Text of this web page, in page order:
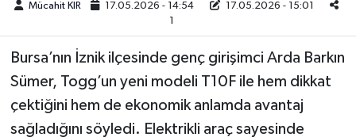
Mücahit KIR 17.05.2026 - 14:54
17.05.2026 - 15:01
1
Bursa’nın İznik ilçesinde genç girişimci Arda Barkın
Sümer, Togg’un yeni modeli T10F ile hem dikkat
çektiğini hem de ekonomik anlamda avantaj
sağladığını söyledi. Elektrikli araç sayesinde
Sağlık
Spor
SürManşet
Teknoloji